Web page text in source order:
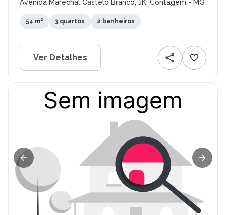
Avenida Marechal Castelo Branco, JK, Contagem - MG
54 m² 3 quartos 2 banheiros
Ver Detalhes